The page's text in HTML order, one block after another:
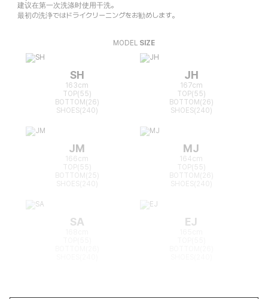
建议在第一次洗涤时使用干洗。
最初の洗浄ではドライクリーニングをお勧めします。
MODEL SIZE
SH
163cm
TOP(55)
BOTTOM(26)
SHOES(240)
JH
167cm
TOP(55)
BOTTOM(26)
SHOES(240)
JM
166cm
TOP(55)
BOTTOM(25)
MJ
164cm
TOP(55)
BOTTOM(26)
SA EJ